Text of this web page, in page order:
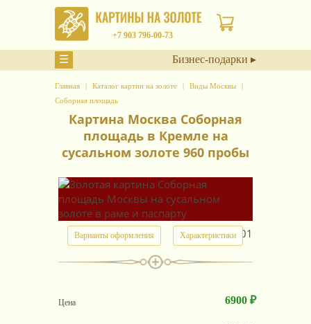
+7 903 796-00-73
☰ Бизнес-подарки ▸
Главная Каталог картин на золоте
Виды Москвы
Соборная площадь
Картина Москва Соборная
площадь в Кремле на
сусальном золоте 960 пробы
Варианты оформления Характеристики
арт.9101
Цена 6900 ₽